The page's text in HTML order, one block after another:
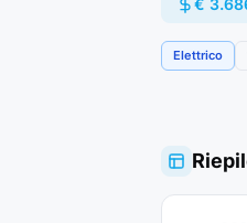
€
Elettrico